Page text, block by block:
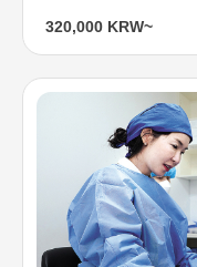
320,000 KRW~